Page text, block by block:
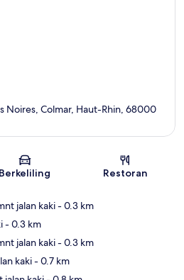
Peta
Noires, Colmar, Haut-Rhin, 68000
Berkeliling Restoran
jalan kaki- 0.3 km
- 0.3 km
jalan kaki- 0.3 km
kaki- 0.7 km